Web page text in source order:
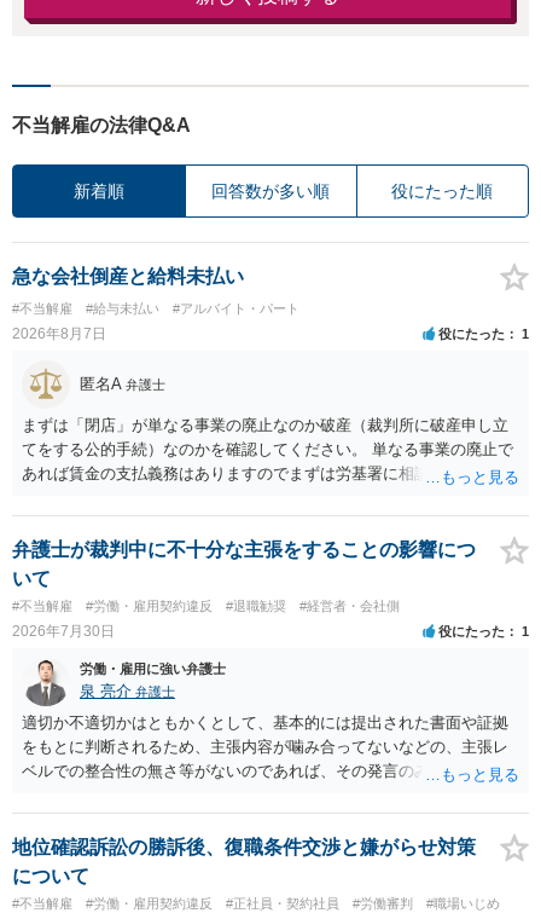
不当解雇の法律Q&A
新着順 回答数が多い順 役にたった順
急な会社倒産と給料未払い
#不当解雇 #給与未払い #アルバイト・パート
2026年8月7日 役にたった 1
匿名A 弁護士
まずは「閉店」が単なる事業の廃止なのか破産（裁判所に破産申し立
てをする公的手続）なのかを確認してください。 単なる事業の廃止で
あれば賃金の支払義務はありますのでまずは労基署に相談してくださ
しいかもしれませんが）賃金などの労働債権は他の債務より優先して
支払われます。ただし支払までにかなり時間がかかるでしょう。 さら
に、「独立行政法人労働者健康安全機構 」という公的機関が未払賃金
の立替事業を行っています。詳しくは、同機構の＜未払賃金立替払相
談コーナー＞ TEL 044-431-8663 相談時間：土日祝日を除く9:15～1
7:00 に相談してみてください。同じように未払となった他の従業員の
方がいれば一緒に相談してみるといいでしょう。
弁護士が裁判中に不十分な主張をすることの影響につ
いて
#不当解雇 #労働・雇用契約違反 #退職勧奨 #経営者・会社側
2026年7月30日 役にたった 1
労働・雇用に強い弁護士
泉 亮介 弁護士
適切か不適切かはともかくとして、基本的には提出された書面や証拠
をもとに判断されるため、主張内容が噛み合ってないなどの、主張レ
ベルでの整合性の無さ等がないのであれば、その発言のみで大きく不
地位確認訴訟の勝訴後、復職条件交渉と嫌がらせ対策
について
#不当解雇 #労働・雇用契約違反 #正社員・契約社員 #労働審判
#職場いじめ